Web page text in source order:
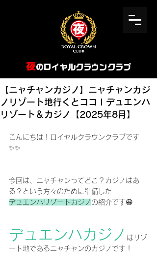
​夜のロイヤルクラウンクラブ
【ニャチャンカジノ】ニャチャンカジ
ノリゾート地行くとココｌデュエンハ
リゾート＆カジノ【2025年8月】
こんにちは！ロイヤルクラウンクラブです
✨✨
今回は、ニャチャンってどこ？カジノはあ
る？という方々のために準備した
デュエンハリゾートカジノ の紹介です😆
デュエンハカジノ はリゾ
ート地であるニャチャンのカジノです！